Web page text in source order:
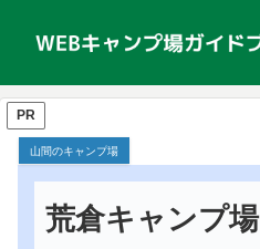
PR
山間のキャンプ場
荒倉キャンプ場